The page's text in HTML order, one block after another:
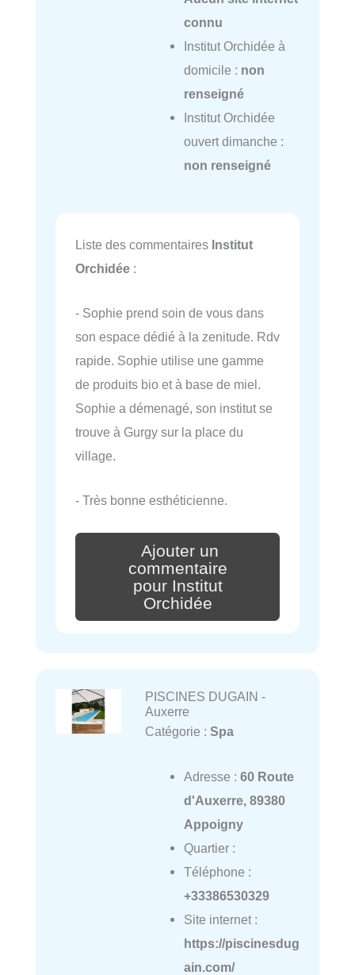
connu
Institut Orchidée à
domicile : non
renseigné
Institut Orchidée
ouvert dimanche :
non renseigné
Liste des commentaires Institut
Orchidée :
- Sophie prend soin de vous dans
son espace dédié à la zenitude. Rdv
rapide. Sophie utilise une gamme
de produits bio et à base de miel.
Sophie a démenagé, son institut se
trouve à Gurgy sur la place du
village.
- Très bonne esthéticienne.
Ajouter un
commentaire
pour Institut
Orchidée
PISCINES DUGAIN -
Auxerre
Catégorie : Spa
Adresse : 60 Route
d'Auxerre, 89380
Appoigny
Quartier :
Téléphone :
+33386530329
Site internet :
https://piscinesdug
ain.com/